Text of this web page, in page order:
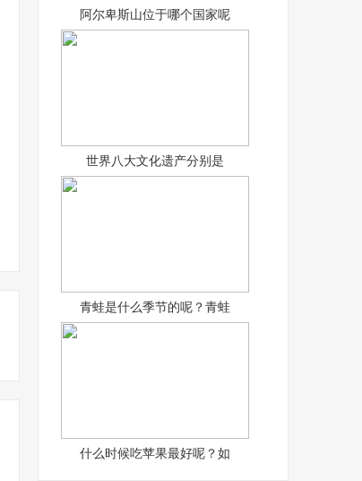
阿尔卑斯山位于哪个国家呢
世界八大文化遗产分别是
青蛙是什么季节的呢？青蛙
什么时候吃苹果最好呢？如